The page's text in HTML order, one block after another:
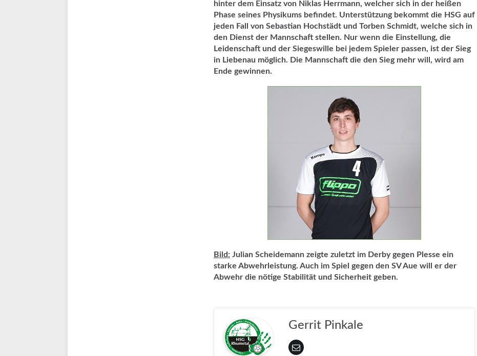
hinter dem Einsatz von Niklas Herrmann, welcher sich in der heißen
Phase seines Physikums befindet. Unterstützung bekommt die HSG auf
jeden Fall von Sebastian Hochstädt und Torben Schmidt, welche sich in
den Dienst der Mannschaft stellen. Nur wenn die Einstellung, die
Leidenschaft und der Siegeswille bei jedem Spieler passen, ist der Sieg
in Liebenau möglich. Die Mannschaft die den Sieg mehr will, wird am
Ende gewinnen.
Bild: Julian Scheidemann zeigte zuletzt im Derby gegen Plesse ein
starke Abwehrleistung. Auch im Spiel gegen den SV Aue will er der
Abwehr die nötige Stabilität und Sicherheit geben.
Gerrit Pinkale